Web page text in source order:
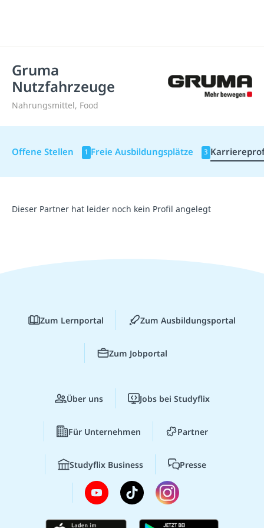
Gruma
Nutzfahrzeuge
Nahrungsmittel, Food
Offene Stellen 1 Freie Ausbildungsplätze 3
Dieser Partner hat leider noch kein Profil angelegt
Zum Lernportal Zum Ausbildungsportal
Zum Jobportal
Über uns Jobs bei Studyflix
Für Unternehmen Partner
Studyflix Business Presse